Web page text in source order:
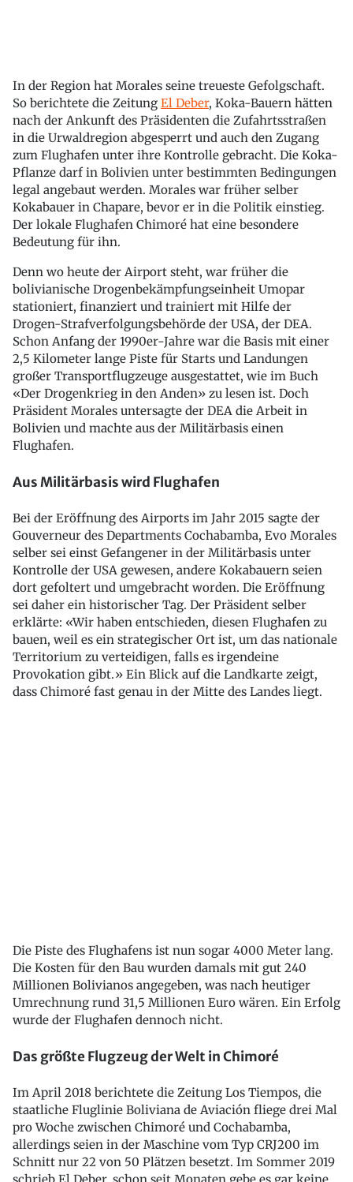
In der Region hat Morales seine treueste Gefolgschaft.
So berichtete die Zeitung El Deber, Koka-Bauern hätten
nach der Ankunft des Präsidenten die Zufahrtsstraßen
in die Urwaldregion abgesperrt und auch den Zugang
zum Flughafen unter ihre Kontrolle gebracht. Die Koka-
Pflanze darf in Bolivien unter bestimmten Bedingungen
legal angebaut werden. Morales war früher selber
Kokabauer in Chapare, bevor er in die Politik einstieg.
Der lokale Flughafen Chimoré hat eine besondere
Bedeutung für ihn.
Denn wo heute der Airport steht, war früher die
bolivianische Drogenbekämpfungseinheit Umopar
stationiert, finanziert und trainiert mit Hilfe der
Drogen-Strafverfolgungsbehörde der USA, der DEA.
Schon Anfang der 1990er-Jahre war die Basis mit einer
2,5 Kilometer lange Piste für Starts und Landungen
großer Transportflugzeuge ausgestattet, wie im Buch
«Der Drogenkrieg in den Anden» zu lesen ist. Doch
Präsident Morales untersagte der DEA die Arbeit in
Bolivien und machte aus der Militärbasis einen
Flughafen.
Aus Militärbasis wird Flughafen
Bei der Eröffnung des Airports im Jahr 2015 sagte der
Gouverneur des Departments Cochabamba, Evo Morales
selber sei einst Gefangener in der Militärbasis unter
Kontrolle der USA gewesen, andere Kokabauern seien
dort gefoltert und umgebracht worden. Die Eröffnung
sei daher ein historischer Tag. Der Präsident selber
erklärte: «Wir haben entschieden, diesen Flughafen zu
bauen, weil es ein strategischer Ort ist, um das nationale
Territorium zu verteidigen, falls es irgendeine
Provokation gibt.» Ein Blick auf die Landkarte zeigt,
dass Chimoré fast genau in der Mitte des Landes liegt.
Die Piste des Flughafens ist nun sogar 4000 Meter lang.
Die Kosten für den Bau wurden damals mit gut 240
Millionen Bolivianos angegeben, was nach heutiger
Umrechnung rund 31,5 Millionen Euro wären. Ein Erfolg
wurde der Flughafen dennoch nicht.
Das größte Flugzeug der Welt in Chimoré
Im April 2018 berichtete die Zeitung Los Tiempos, die
staatliche Fluglinie Boliviana de Aviación fliege drei Mal
pro Woche zwischen Chimoré und Cochabamba,
allerdings seien in der Maschine vom Typ CRJ200 im
Schnitt nur 22 von 50 Plätzen besetzt. Im Sommer 2019